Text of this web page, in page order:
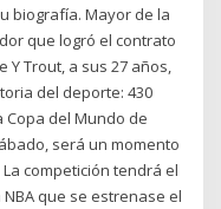
biografía. Mayor de la
que logró el contrato
Trout, a sus 27 años,
del deporte: 430
Copa del Mundo de
será un momento
competición tendrá el
que se estrenase el